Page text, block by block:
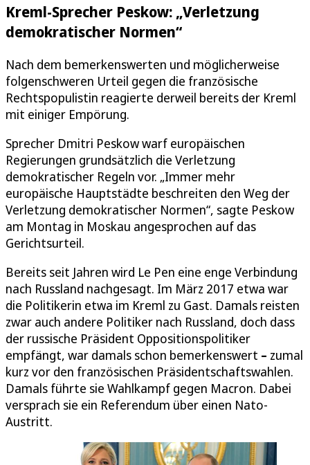
Kreml-Sprecher Peskow: „Verletzung
demokratischer Normen“
Nach dem bemerkenswerten und möglicherweise
folgenschweren Urteil gegen die französische
Rechtspopulistin reagierte derweil bereits der Kreml
mit einiger Empörung.
Sprecher Dmitri Peskow warf europäischen
Regierungen grundsätzlich die Verletzung
demokratischer Regeln vor. „Immer mehr
europäische Hauptstädte beschreiten den Weg der
Verletzung demokratischer Normen“, sagte Peskow
am Montag in Moskau angesprochen auf das
Gerichtsurteil.
Bereits seit Jahren wird Le Pen eine enge Verbindung
nach Russland nachgesagt. Im März 2017 etwa war
die Politikerin etwa im Kreml zu Gast. Damals reisten
zwar auch andere Politiker nach Russland, doch dass
der russische Präsident Oppositionspolitiker
empfängt, war damals schon bemerkenswert – zumal
kurz vor den französischen Präsidentschaftswahlen.
Damals führte sie Wahlkampf gegen Macron. Dabei
versprach sie ein Referendum über einen Nato-
Austritt.